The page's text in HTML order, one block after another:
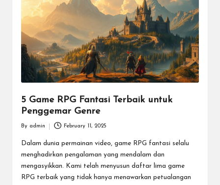
E
rt
5 Game RPG Fantasi Terbaik untuk
Penggemar Genre
by
By admin February 11, 2025
Dalam dunia permainan video, game RPG fantasi selalu
menghadirkan pengalaman yang mendalam dan
mengasyikkan. Kami telah menyusun daftar lima game
RPG terbaik yang tidak hanya menawarkan petualangan